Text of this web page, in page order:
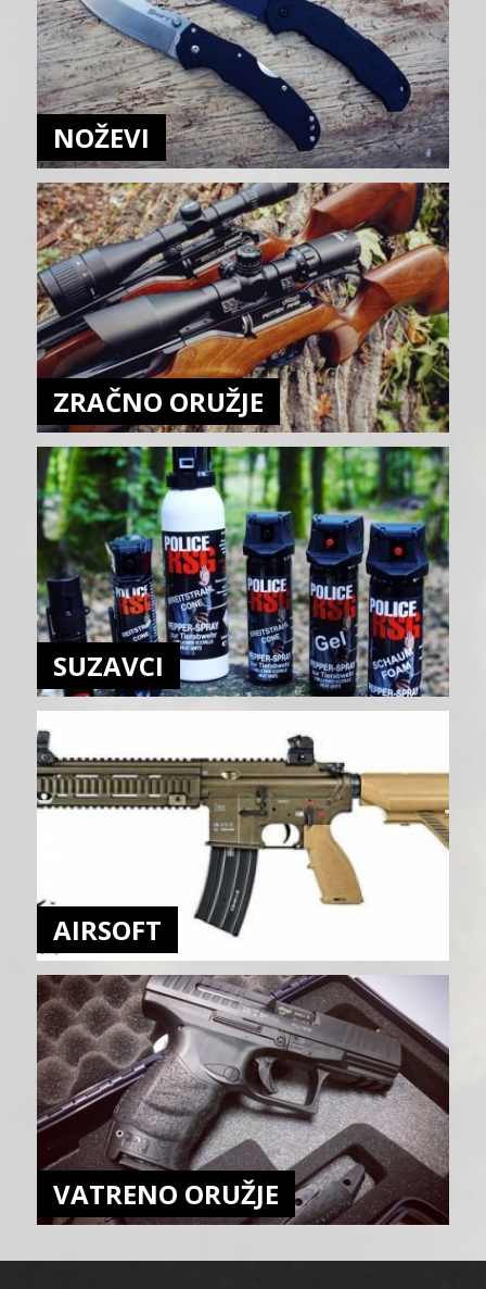
NOŽEVI
ZRAČNO ORUŽJE
SUZAVCI
AIRSOFT
VATRENO ORUŽJE